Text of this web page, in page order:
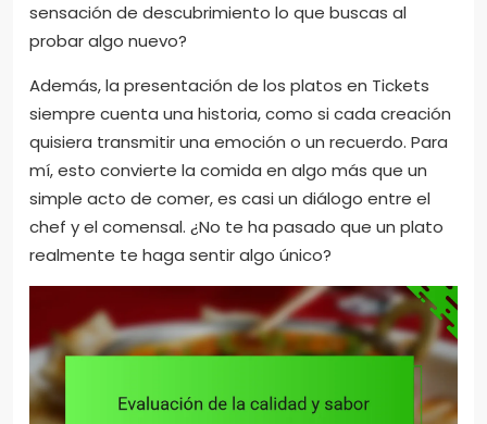
sensación de descubrimiento lo que buscas al
probar algo nuevo?
Además, la presentación de los platos en Tickets
siempre cuenta una historia, como si cada creación
quisiera transmitir una emoción o un recuerdo. Para
mí, esto convierte la comida en algo más que un
simple acto de comer, es casi un diálogo entre el
chef y el comensal. ¿No te ha pasado que un plato
realmente te haga sentir algo único?